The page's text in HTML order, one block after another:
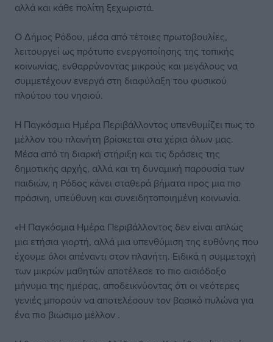
αλλά και κάθε πολίτη ξεχωριστά.
Ο Δήμος Ρόδου, μέσα από τέτοιες πρωτοβουλίες,
λειτουργεί ως πρότυπο ενεργοποίησης της τοπικής
κοινωνίας, ενθαρρύνοντας μικρούς και μεγάλους να
συμμετέχουν ενεργά στη διαφύλαξη του φυσικού
πλούτου του νησιού.
Η Παγκόσμια Ημέρα Περιβάλλοντος υπενθυμίζει πως το
μέλλον του πλανήτη βρίσκεται στα χέρια όλων μας.
Μέσα από τη διαρκή στήριξη και τις δράσεις της
δημοτικής αρχής, αλλά και τη δυναμική παρουσία των
παιδιών, η Ρόδος κάνει σταθερά βήματα προς μια πιο
πράσινη, υπεύθυνη και συνειδητοποιημένη κοινωνία.
«Η Παγκόσμια Ημέρα Περιβάλλοντος δεν είναι απλώς
μια ετήσια γιορτή, αλλά μια υπενθύμιση της ευθύνης που
έχουμε όλοι απέναντι στον πλανήτη. Ειδικά η συμμετοχή
των μικρών μαθητών αποτέλεσε το πιο αισιόδοξο
μήνυμα της ημέρας, αποδεικνύοντας ότι οι νεότερες
γενιές μπορούν να αποτελέσουν τον βασικό πυλώνα για
ένα πιο βιώσιμο μέλλον .